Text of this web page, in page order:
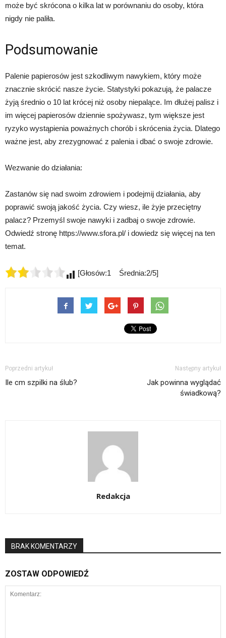
może być skrócona o kilka lat w porównaniu do osoby, która
nigdy nie paliła.
Podsumowanie
Palenie papierosów jest szkodliwym nawykiem, który może
znacznie skrócić nasze życie. Statystyki pokazują, że palacze
żyją średnio o 10 lat krócej niż osoby niepalące. Im dłużej palisz i
im więcej papierosów dziennie spożywasz, tym większe jest
ryzyko wystąpienia poważnych chorób i skrócenia życia. Dlatego
ważne jest, aby zrezygnować z palenia i dbać o swoje zdrowie.
Wezwanie do działania:
Zastanów się nad swoim zdrowiem i podejmij działania, aby
poprawić swoją jakość życia. Czy wiesz, ile żyje przeciętny
palacz? Przemyśl swoje nawyki i zadbaj o swoje zdrowie.
Odwiedź stronę https://www.sfora.pl/ i dowiedz się więcej na ten
temat.
[Głosów:1 Średnia:2/5]
Poprzedni artykuł
Ile cm szpilki na ślub?
Następny artykuł
Jak powinna wyglądać
świadkową?
Redakcja
BRAK KOMENTARZY
ZOSTAW ODPOWIEDŹ